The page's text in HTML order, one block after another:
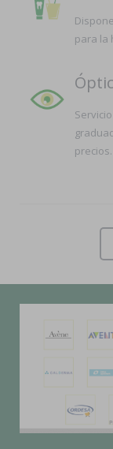
para la
precios.